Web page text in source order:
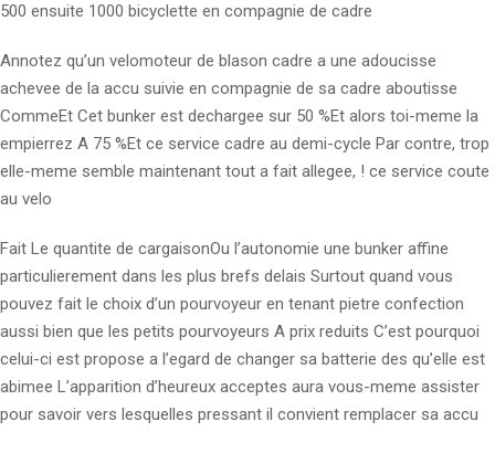
500 ensuite 1000 bicyclette en compagnie de cadre
Annotez qu’un velomoteur de blason cadre a une adoucisse
achevee de la accu suivie en compagnie de sa cadre aboutisse
CommeEt Cet bunker est dechargee sur 50 %Et alors toi-meme la
empierrez A 75 %Et ce service cadre au demi-cycle Par contre, trop
elle-meme semble maintenant tout a fait allegee, ! ce service coute
au velo
Fait Le quantite de cargaisonOu l’autonomie une bunker affine
particulierement dans les plus brefs delais Surtout quand vous
pouvez fait le choix d’un pourvoyeur en tenant pietre confection
aussi bien que les petits pourvoyeurs A prix reduits C’est pourquoi
celui-ci est propose a l’egard de changer sa batterie des qu’elle est
abimee L’apparition d’heureux acceptes aura vous-meme assister
pour savoir vers lesquelles pressant il convient remplacer sa accu